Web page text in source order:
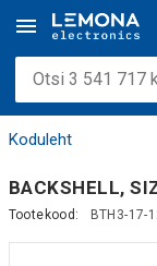
Koduleht
BACKSHELL,
Tootekood: BTH3-17-